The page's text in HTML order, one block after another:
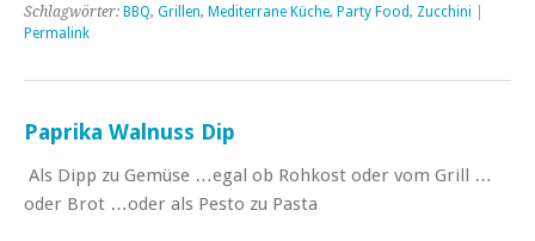
Schlagwörter: BBQ, Grillen, Mediterrane Küche, Party Food, Zucchini
Permalink
Paprika Walnuss Dip
Als Dipp zu Gemüse …egal ob Rohkost oder vom Grill …
oder Brot …oder als Pesto zu Pasta